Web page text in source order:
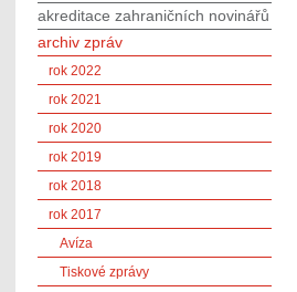
akreditace zahraničních novinářů
archiv zpráv
rok 2022
rok 2021
rok 2020
rok 2019
rok 2018
rok 2017
Avíza
Tiskové zprávy